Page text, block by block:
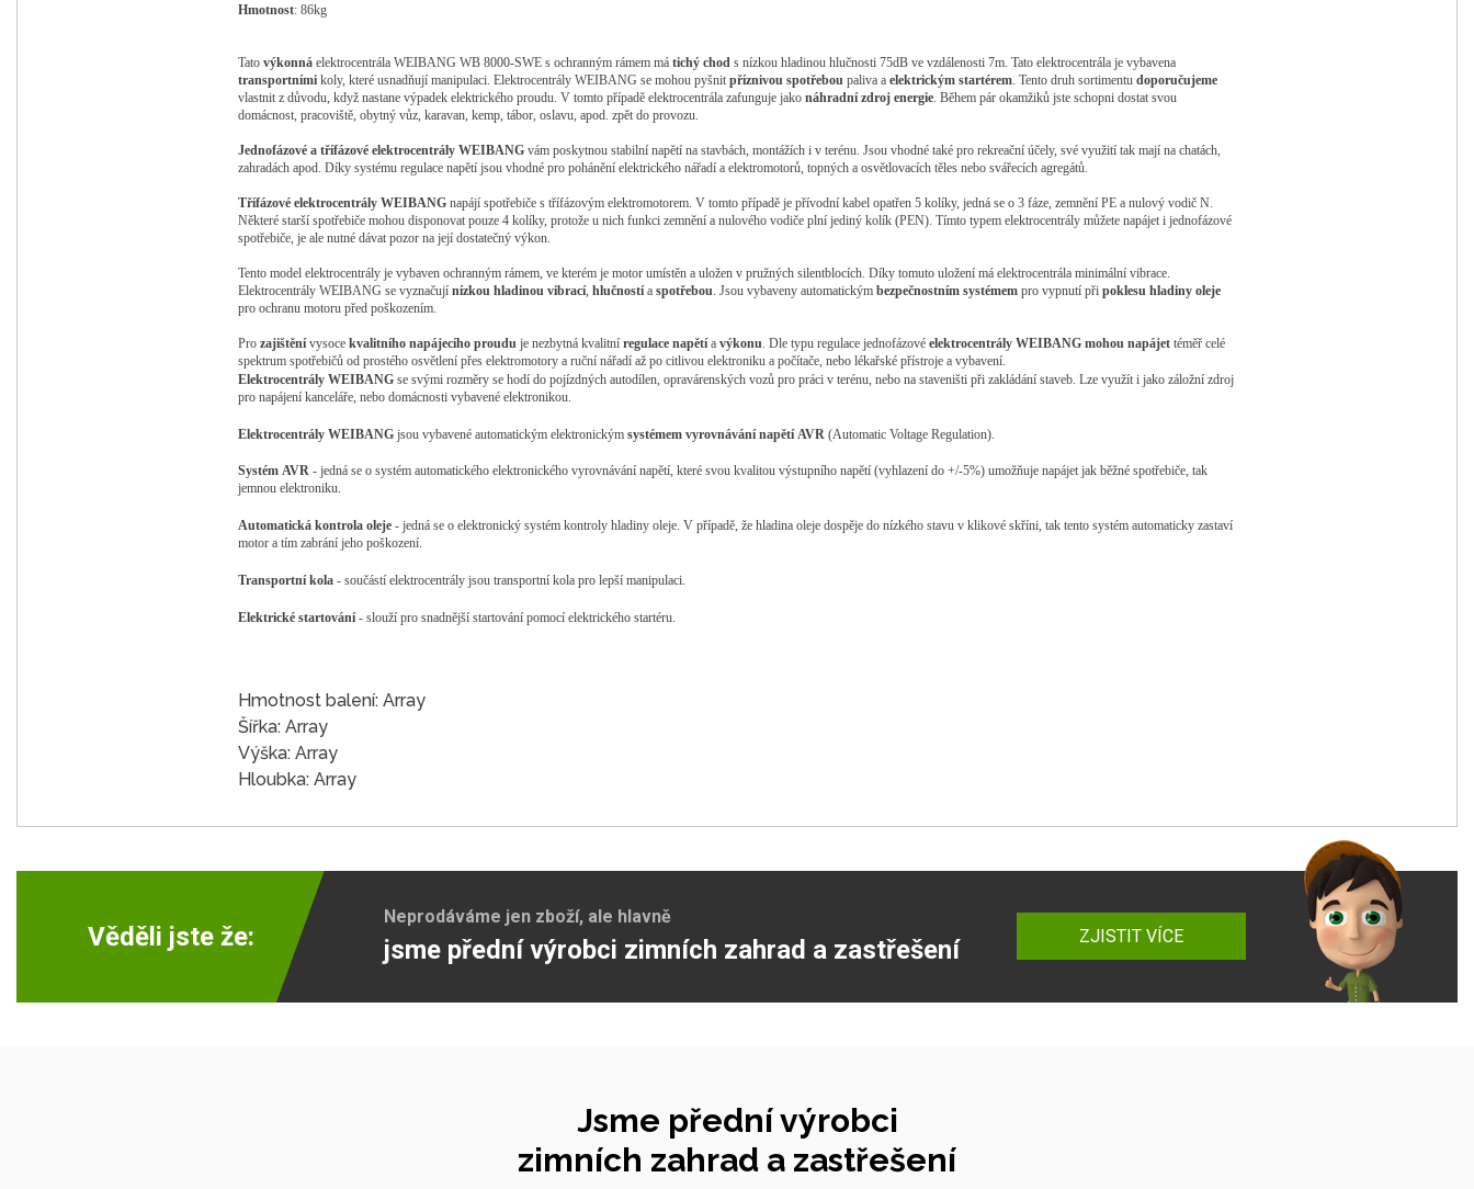
Hmotnost: 86kg
Tato výkonná elektrocentrála WEIBANG WB 8000-SWE s ochranným rámem má tichý chod s nízkou hladinou hlučnosti 75dB ve vzdálenosti 7m. Tato elektrocentrála je vybavena
transportními koly, které usnadňují manipulaci. Elektrocentrály WEIBANG se mohou pyšnit příznivou spotřebou paliva a elektrickým startérem. Tento druh sortimentu doporučujeme
vlastnit z důvodu, když nastane výpadek elektrického proudu. V tomto případě elektrocentrála zafunguje jako náhradní zdroj energie. Během pár okamžiků jste schopni dostat svou
domácnost, pracoviště, obytný vůz, karavan, kemp, tábor, oslavu, apod. zpět do provozu.
Jednofázové a třífázové elektrocentrály WEIBANG vám poskytnou stabilní napětí na stavbách, montážích i v terénu. Jsou vhodné také pro rekreační účely, své využití tak mají na chatách,
zahradách apod. Díky systému regulace napětí jsou vhodné pro pohánění elektrického nářadí a elektromotorů, topných a osvětlovacích těles nebo svářecích agregátů.
Třífázové elektrocentrály WEIBANG napájí spotřebiče s třífázovým elektromotorem. V tomto případě je přívodní kabel opatřen 5 kolíky, jedná se o 3 fáze, zemnění PE a nulový vodič N.
Některé starší spotřebiče mohou disponovat pouze 4 kolíky, protože u nich funkci zemnění a nulového vodiče plní jediný kolík (PEN). Tímto typem elektrocentrály můžete napájet i jednofázové
spotřebiče, je ale nutné dávat pozor na její dostatečný výkon.
Tento model elektrocentrály je vybaven ochranným rámem, ve kterém je motor umístěn a uložen v pružných silentblocích. Díky tomuto uložení má elektrocentrála minimální vibrace.
Elektrocentrály WEIBANG se vyznačují nízkou hladinou vibrací, hlučnostía spotřebou. Jsou vybaveny automatickým bezpečnostním systémem pro vypnutí při poklesu hladiny oleje
pro ochranu motoru před poškozením.
Pro zajištěnívysoce kvalitního napájecího proudu je nezbytná kvalitní regulace napětía výkonu. Dle typu regulace jednofázové elektrocentrály WEIBANG mohou napájet téměř celé
spektrum spotřebičů od prostého osvětlení přes elektromotory a ruční nářadí až po citlivou elektroniku a počítače, nebo lékařské přístroje a vybavení.
Elektrocentrály WEIBANG se svými rozměry se hodí do pojízdných autodílen, opravárenských vozů pro práci v terénu, nebo na staveništi při zakládání staveb. Lze využít i jako záložní zdroj
pro napájení kanceláře, nebo domácnosti vybavené elektronikou.
Elektrocentrály WEIBANG jsou vybavené automatickým elektronickým systémem vyrovnávání napětí AVR (Automatic Voltage Regulation).
Systém AVR - jedná se o systém automatického elektronického vyrovnávání napětí, které svou kvalitou výstupního napětí (vyhlazení do +/-5%) umožňuje napájet jak běžné spotřebiče, tak
jemnou elektroniku.
Automatická kontrola oleje - jedná se o elektronický systém kontroly hladiny oleje. V případě, že hladina oleje dospěje do nízkého stavu v klikové skříni, tak tento systém automaticky zastaví
motor a tím zabrání jeho poškození.
Transportní kola - součástí elektrocentrály jsou transportní kola pro lepší manipulaci.
Elektrické startování- slouží pro snadnější startování pomocí elektrického startéru.
Hmotnost balení: Array
Šířka: Array
Výška: Array
Hloubka: Array
Věděli jste že:
Neprodáváme jen zboží, ale hlavně
jsme přední výrobci zimních zahrad a zastřešení ZJISTIT VÍCE
Jsme přední výrobci
zimních zahrad a zastřešení